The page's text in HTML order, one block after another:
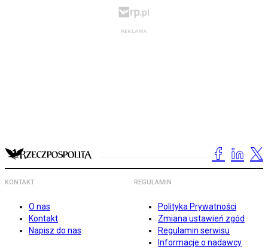
KONTAKT
O nas
Kontakt
Napisz do nas
REGULAMIN
Polityka Prywatności
Zmiana ustawień zgód
Regulamin serwisu
Informacje o nadawcy